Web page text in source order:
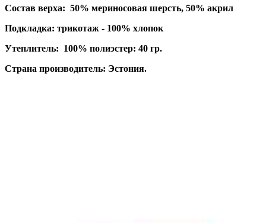
Состав верха: 50% мериносовая шерсть, 50% акрил
Подкладка: трикотаж - 100% хлопок
Утеплитель: 100% полиэстер: 40 гр.
Страна производитель: Эстония.